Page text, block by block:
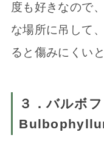
度も好きなので
な場所に吊して
ると傷みにくい
３．バルボ